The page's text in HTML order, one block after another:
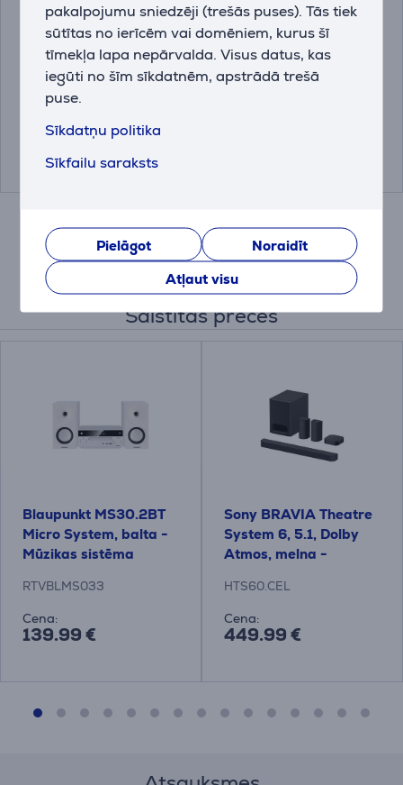
pakalpojumu sniedzēji (trešās puses). Tās tiek
sūtītas no ierīcēm vai domēniem, kurus šī
tīmekļa lapa nepārvalda. Visus datus, kas
iegūti no šīm sīkdatnēm, apstrādā trešā
puse.
Sīkdatņu politika
Sīkfailu saraksts
Pielāgot
Noraidīt
Atļaut visu
Ekrāna tīrīšanas
komplekts
510005
Cena:
Vogel's Comfort Tilt,
32- 65", maksimālais
svars 25 kg, melna -
Sienas stiprinājums
Saistītās preces
Blaupunkt MS30.2BT
Micro System, balta -
Mūzikas sistēma
RTVBLMS033
Cena:
139.99 €
Sony BRAVIA Theatre
System 6, 5.1, Dolby
Atmos, melna -
kinozāle
HTS60.CEL
Cena:
449.99 €